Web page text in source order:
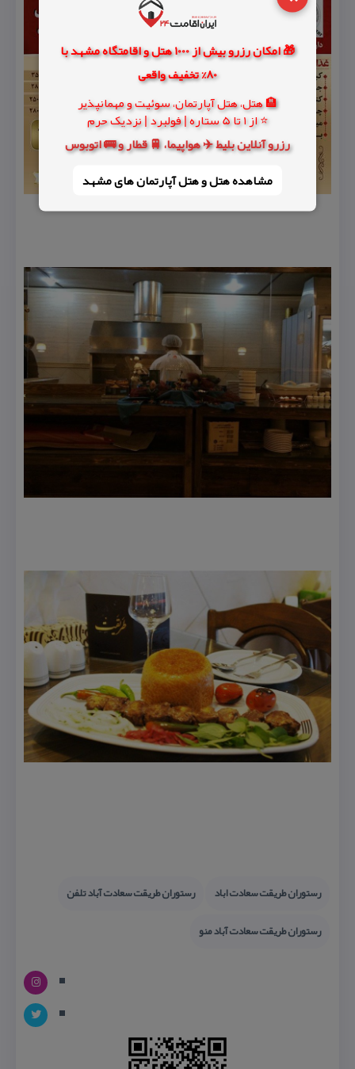
🎁 امکان رزرو بیش از 1000 هتل و اقامتگاه مشهد با
80% تخفیف واقعی
🏨 هتل، هتل آپارتمان، سوئیت و مهمانپذیر
⭐ از 1 تا 5 ستاره | فولبرد | نزدیک حرم
رزرو آنلاین بلیط ✈️ هواپیما، 🚆 قطار و 🚌 اتوبوس
مشاهده هتل و هتل‌ آپارتمان های مشهد
رستوران طریقت سعادت اباد
رستوران طریقت سعادت آباد تلفن
رستوران طریقت سعادت آباد منو